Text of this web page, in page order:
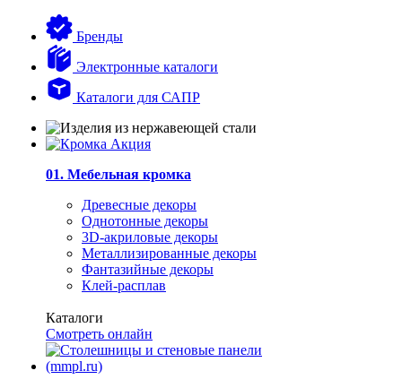
Бренды
Электронные каталоги
Каталоги для САПР
01. Мебельная кромка
Древесные декоры
Однотонные декоры
3D-акриловые декоры
Металлизированные декоры
Фантазийные декоры
Клей-расплав
Каталоги
Смотреть онлайн